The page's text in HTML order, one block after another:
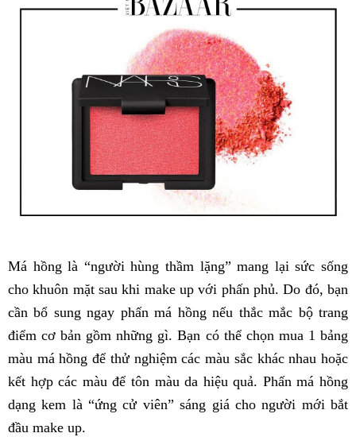
Má hồng là “người hùng thầm lặng” mang lại sức sống
cho khuôn mặt sau khi make up với phấn phủ. Do đó, bạn
cần bổ sung ngay phấn má hồng nếu thắc mắc bộ trang
điểm cơ bản gồm những gì. Bạn có thể chọn mua 1 bảng
màu má hồng để thử nghiệm các màu sắc khác nhau hoặc
kết hợp các màu để tôn màu da hiệu quả. Phấn má hồng
dạng kem là “ứng cử viên” sáng giá cho người mới bắt
đầu make up.